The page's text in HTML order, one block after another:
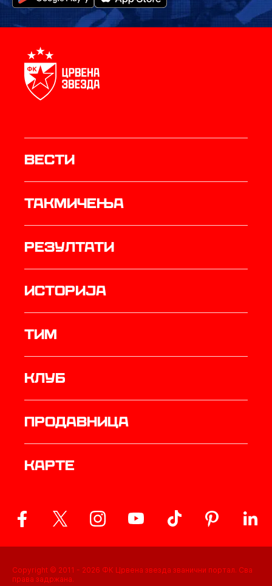
Вести
Такмичења
резултати
историја
ТИМ
Клуб
продавница
Карте
Copyright © 2011 - 2026 ФК Црвена звезда званични портал. Сва
права задржана.